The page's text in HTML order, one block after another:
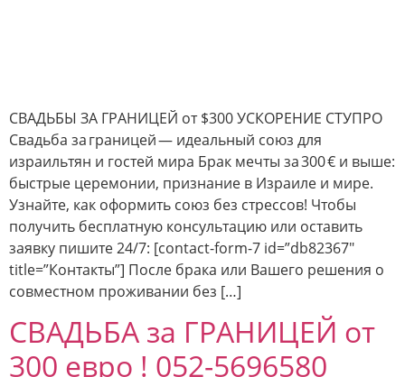
СВАДЬБЫ ЗА ГРАНИЦЕЙ от $300 УСКОРЕНИЕ СТУПРО
Свадьба за границей — идеальный союз для
израильтян и гостей мира Брак мечты за 300 € и выше:
быстрые церемонии, признание в Израиле и мире.
Узнайте, как оформить союз без стрессов! Чтобы
получить бесплатную консультацию или оставить
заявку пишите 24/7: [contact-form-7 id=”db82367″
title=”Контакты”] После брака или Вашего решения о
совместном проживании без […]
СВАДЬБА за ГРАНИЦЕЙ от
300 евро ! 052-5696580